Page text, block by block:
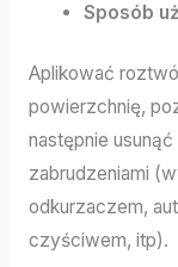
Sposób
Aplikować
powierzchnię,
następnie
zabrudzeniami
odkurzaczem,
czyściwem, itp).